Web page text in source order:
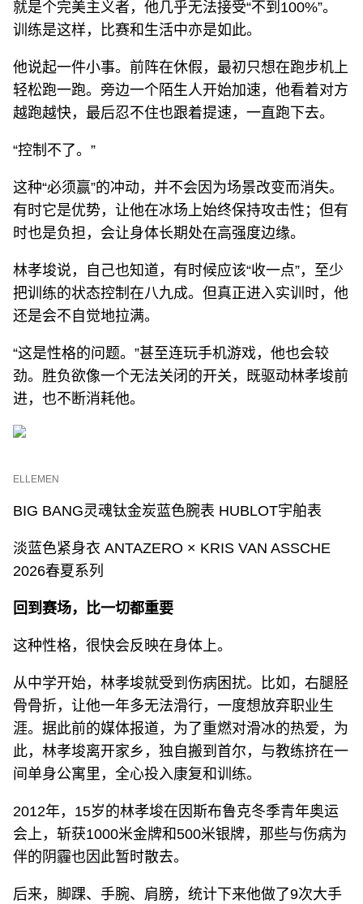
就是个完美主义者，他几乎无法接受“不到100%”。
训练是这样，比赛和生活中亦是如此。
他说起一件小事。前阵在休假，最初只想在跑步机上
轻松跑一跑。旁边一个陌生人开始加速，他看着对方
越跑越快，最后忍不住也跟着提速，一直跑下去。
“控制不了。”
这种“必须赢”的冲动，并不会因为场景改变而消失。
有时它是优势，让他在冰场上始终保持攻击性；但有
时也是负担，会让身体长期处在高强度边缘。
林孝埈说，自己也知道，有时候应该“收一点”，至少
把训练的状态控制在八九成。但真正进入实训时，他
还是会不自觉地拉满。
“这是性格的问题。”甚至连玩手机游戏，他也会较
劲。胜负欲像一个无法关闭的开关，既驱动林孝埈前
进，也不断消耗他。
ELLEMEN
BIG BANG灵魂钛金炭蓝色腕表 HUBLOT宇舶表
淡蓝色紧身衣 ANTAZERO × KRIS VAN ASSCHE
2026春夏系列
回到赛场，比一切都重要
这种性格，很快会反映在身体上。
从中学开始，林孝埈就受到伤病困扰。比如，右腿胫
骨骨折，让他一年多无法滑行，一度想放弃职业生
涯。据此前的媒体报道，为了重燃对滑冰的热爱，为
此，林孝埈离开家乡，独自搬到首尔，与教练挤在一
间单身公寓里，全心投入康复和训练。
2012年，15岁的林孝埈在因斯布鲁克冬季青年奥运
会上，斩获1000米金牌和500米银牌，那些与伤病为
伴的阴霾也因此暂时散去。
后来，脚踝、手腕、肩膀，统计下来他做了9次大手